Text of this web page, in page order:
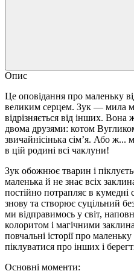
Опис
Це оповідання про маленьку
великим серцем. Зук — мила
відрізняється від інших. Вона
двома друзями: котом
звичайнісінька сім’я. Або
в цій родині всі чаклуни!
Зук обожнює тварин і
маленька й не знає всіх
постійно потрапляє в кумедні
знову та створює суцільний
ми відправимось у світ,
колоритом і магічними
повчальні історії про
піклуватися про інших і
Основні моменти: